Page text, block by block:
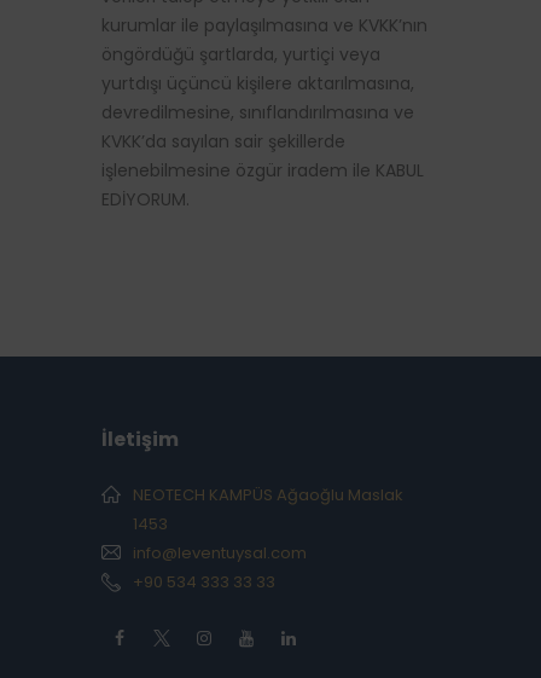
kurumlar ile paylaşılmasına ve KVKK’nın
öngördüğü şartlarda, yurtiçi veya
yurtdışı üçüncü kişilere aktarılmasına,
devredilmesine, sınıflandırılmasına ve
KVKK’da sayılan sair şekillerde
işlenebilmesine özgür iradem ile KABUL
EDİYORUM.
İletişim
NEOTECH KAMPÜS Ağaoğlu Maslak
1453
info@leventuysal.com
+90 534 333 33 33